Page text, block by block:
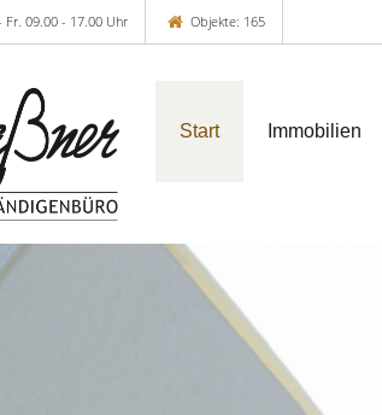
Fr. 09.00 - 17.00 Uhr Objekte: 165
Start Immobilien